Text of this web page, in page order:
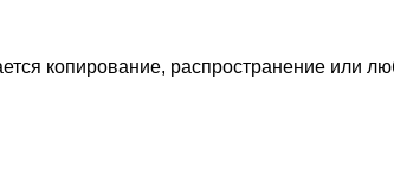
копирование, распространение или